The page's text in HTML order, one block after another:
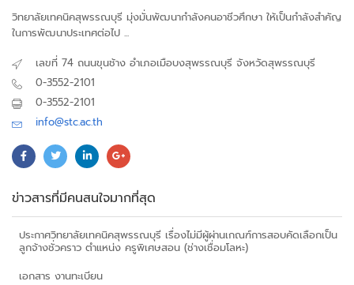
วิทยาลัยเทคนิคสุพรรณบุรี มุ่งมั่นพัฒนากำลังคนอาชีวศึกษา ให้เป็นกำลังสำคัญ
ในการพัฒนาประเทศต่อไป ...
เลขที่ 74 ถนนขุนช้าง อำเภอเมือบงสุพรรณบุรี จังหวัดสุพรรณบุรี
0-3552-2101
0-3552-2101
info@stc.ac.th
ข่าวสารที่มีคนสนใจมากที่สุด
ประกาศวิทยาลัยเทคนิคสุพรรณบุรี เรื่องไม่มีผู้ผ่านเกณฑ์การสอบคัดเลือกเป็น
ลูกจ้างชั่วคราว ตำแหน่ง ครูพิเศษสอน (ช่างเชื่อมโลหะ)
เอกสาร งานทะเบียน